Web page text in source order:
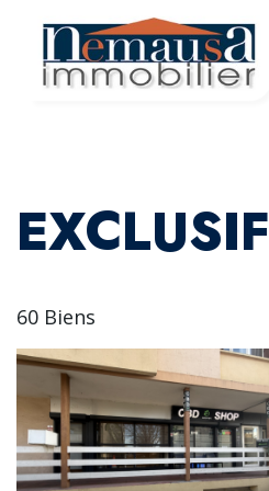
EXCLUSIF
60 Biens